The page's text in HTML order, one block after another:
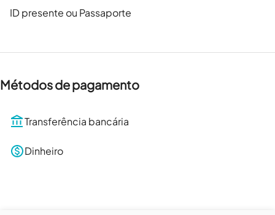
ID presente ou Passaporte
Métodos de pagamento
Transferência bancária
Dinheiro